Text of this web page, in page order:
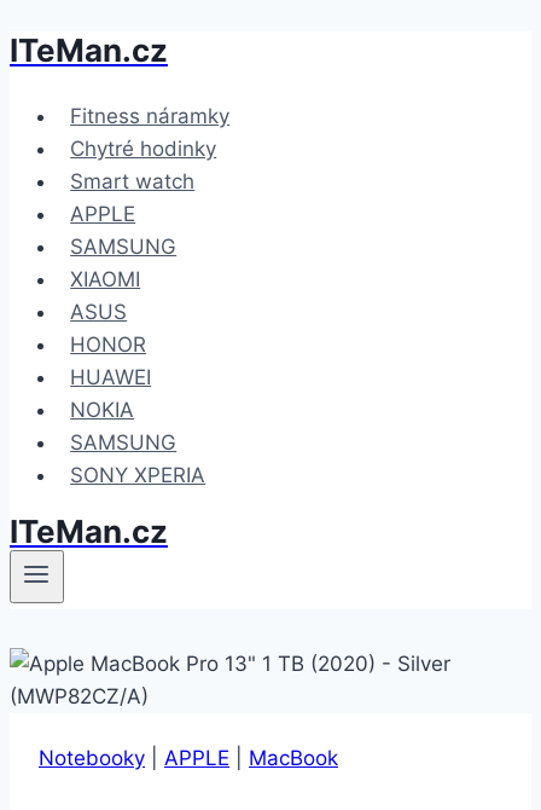
Přeskočit
obsah
ITeMan.cz
Fitness náramky
Chytré hodinky
Smart watch
APPLE
SAMSUNG
XIAOMI
ASUS
HONOR
HUAWEI
NOKIA
SAMSUNG
SONY XPERIA
ITeMan.cz
Notebooky APPLE MacBook